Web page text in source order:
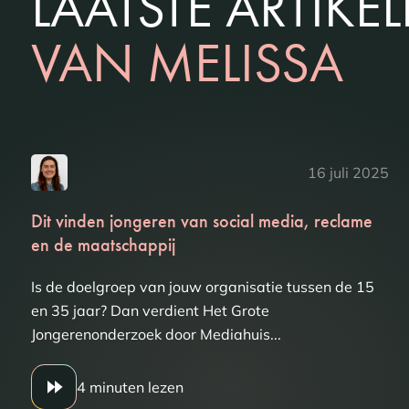
VAN MELISSA
16 juli 2025
Dit vinden jongeren van social media, reclame
en de maatschappij
Is de doelgroep van jouw organisatie tussen de 15
en 35 jaar? Dan verdient Het Grote
Jongerenonderzoek door Mediahuis...
4 minuten lezen